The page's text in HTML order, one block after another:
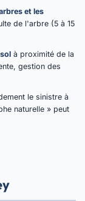
et les
de l'arbre (5 à 15
à proximité de la
gestion des
le sinistre à
naturelle » peut